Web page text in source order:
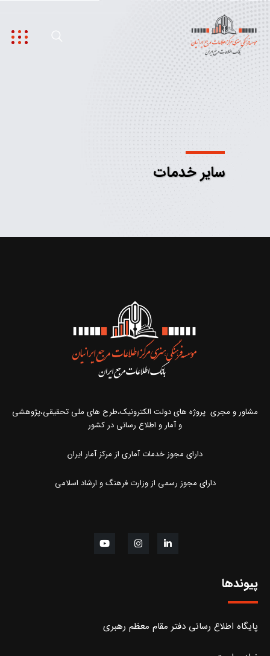
سایر خدمات
مشاور و مجری پروژه های دولت الکترونیک،طرح های ملی تحقیقی،پژوهشی
و آمار و اطلاع رسانی در کشور
دارای مجوز خدمات آماری از مرکز آمار ایران
دارای مجوز رسمی از وزارت فرهنگ و ارشاد اسلامی
پیوندها
پایگاه اطلاع رسانی دفتر مقام معظم رهبری